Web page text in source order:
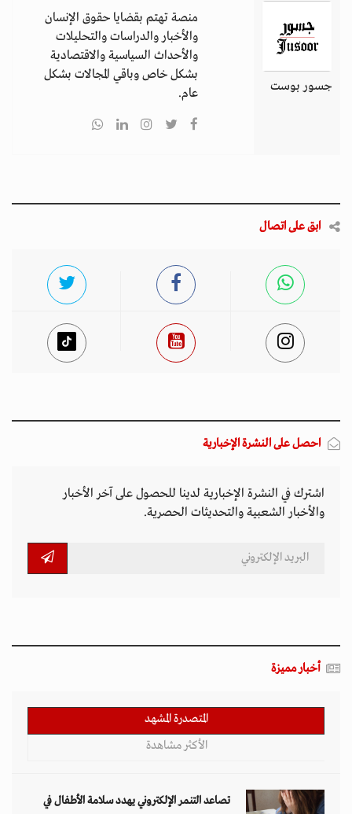
جسور بوست
منصة تهتم بقضايا حقوق الإنسان
والأخبار والدراسات والتحليلات
والأحداث السياسية والاقتصادية
بشكل خاص وباقي المجالات بشكل
عام.
ابق على اتصال
احصل على النشرة الإخبارية
اشترك في النشرة الإخبارية لدينا للحصول على آخر الأخبار
والأخبار الشعبية والتحديثات الحصرية.
أخبار مميزة
المتصدرة المشهد
الأكثر مشاهدة
تصاعد التنمر الإلكتروني يهدد سلامة الأطفال في